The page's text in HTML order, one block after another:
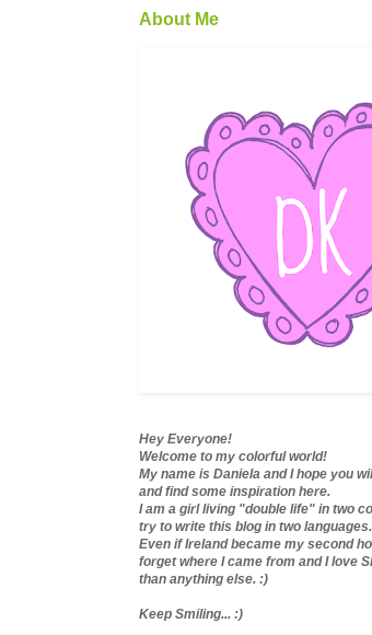
About Me
Hey Everyone!
Welcome to my colorful world!
My name is Daniela and I hope you
and find some inspiration here.
I am a girl living "double life" in two
try to write this blog in two
Even if Ireland became my second
forget where I came from and I love
than anything else. :)
Keep Smiling... :)